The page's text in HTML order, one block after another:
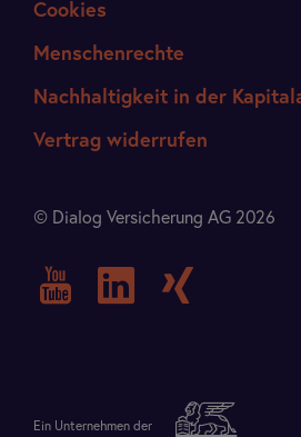
Cookies
Menschenrechte
Nachhaltigkeit in der
Vertrag widerrufen
© Dialog Versicherung AG 2026
Ein Unternehmen der